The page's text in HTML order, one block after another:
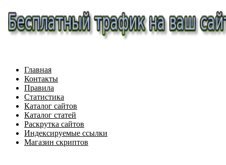
Главная
Контакты
Правила
Статистика
Каталог сайтов
Каталог статей
Раскрутка сайтов
Индексируемые ссылки
Магазин скриптов